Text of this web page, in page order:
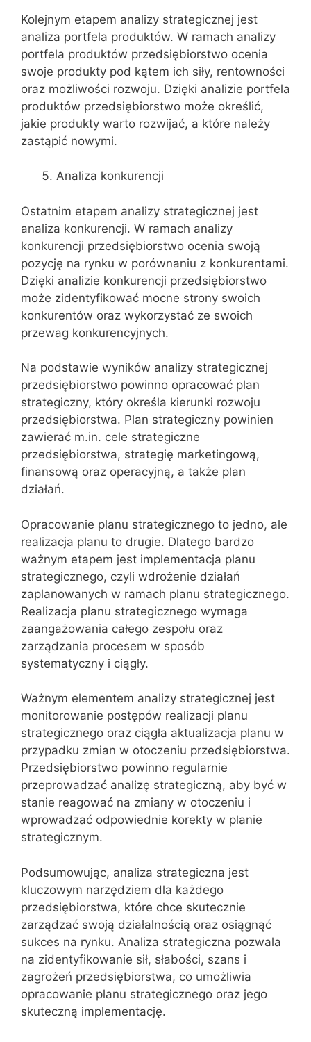
Kolejnym etapem analizy strategicznej jest
analiza portfela produktów. W ramach analizy
portfela produktów przedsiębiorstwo ocenia
swoje produkty pod kątem ich siły, rentowności
oraz możliwości rozwoju. Dzięki analizie portfela
produktów przedsiębiorstwo może określić,
jakie produkty warto rozwijać, a które należy
zastąpić nowymi.
Analiza konkurencji
Ostatnim etapem analizy strategicznej jest
analiza konkurencji. W ramach analizy
konkurencji przedsiębiorstwo ocenia swoją
pozycję na rynku w porównaniu z konkurentami.
Dzięki analizie konkurencji przedsiębiorstwo
może zidentyfikować mocne strony swoich
konkurentów oraz wykorzystać ze swoich
przewag konkurencyjnych.
Na podstawie wyników analizy strategicznej
przedsiębiorstwo powinno opracować plan
strategiczny, który określa kierunki rozwoju
przedsiębiorstwa. Plan strategiczny powinien
zawierać m.in. cele strategiczne
przedsiębiorstwa, strategię marketingową,
finansową oraz operacyjną, a także plan
działań.
Opracowanie planu strategicznego to jedno, ale
realizacja planu to drugie. Dlatego bardzo
ważnym etapem jest implementacja planu
strategicznego, czyli wdrożenie działań
zaplanowanych w ramach planu strategicznego.
Realizacja planu strategicznego wymaga
zaangażowania całego zespołu oraz
zarządzania procesem w sposób
systematyczny i ciągły.
Ważnym elementem analizy strategicznej jest
monitorowanie postępów realizacji planu
strategicznego oraz ciągła aktualizacja planu w
przypadku zmian w otoczeniu przedsiębiorstwa.
Przedsiębiorstwo powinno regularnie
przeprowadzać analizę strategiczną, aby być w
stanie reagować na zmiany w otoczeniu i
wprowadzać odpowiednie korekty w planie
strategicznym.
Podsumowując, analiza strategiczna jest
kluczowym narzędziem dla każdego
przedsiębiorstwa, które chce skutecznie
zarządzać swoją działalnością oraz osiągnąć
sukces na rynku. Analiza strategiczna pozwala
na zidentyfikowanie sił, słabości, szans i
zagrożeń przedsiębiorstwa, co umożliwia
opracowanie planu strategicznego oraz jego
skuteczną implementację.